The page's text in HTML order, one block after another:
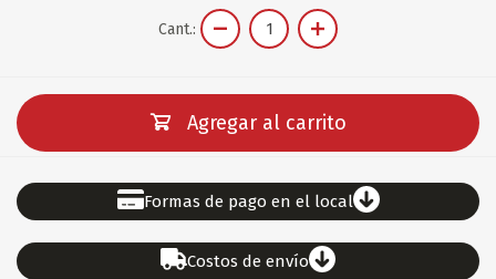
Cant.:
Agregar al carrito
Formas de pago en el local
Costos de envío